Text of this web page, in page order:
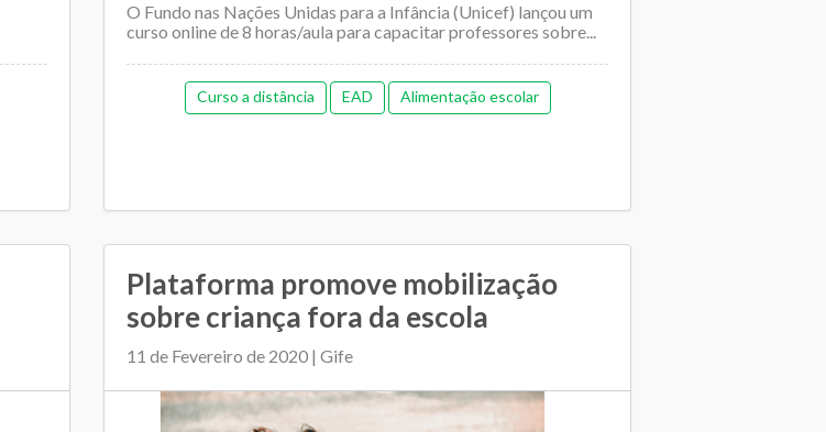
O Fundo nas Nações Unidas para a Infância (Unicef) lançou um
curso online de 8 horas/aula para capacitar professores sobre...
Curso a distância EAD Alimentação escolar
Plataforma promove mobilização
sobre criança fora da escola
11 de Fevereiro de 2020 | Gife